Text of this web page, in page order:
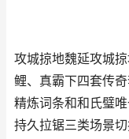
攻城掠地魏延攻城
鲤、真霸下四套传
精炼词条和和氏璧
持久拉锯三类场景